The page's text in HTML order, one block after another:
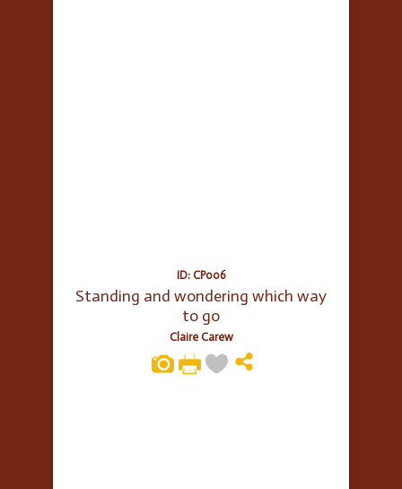
ID: CP006
Standing and wondering which way
to go
Claire Carew